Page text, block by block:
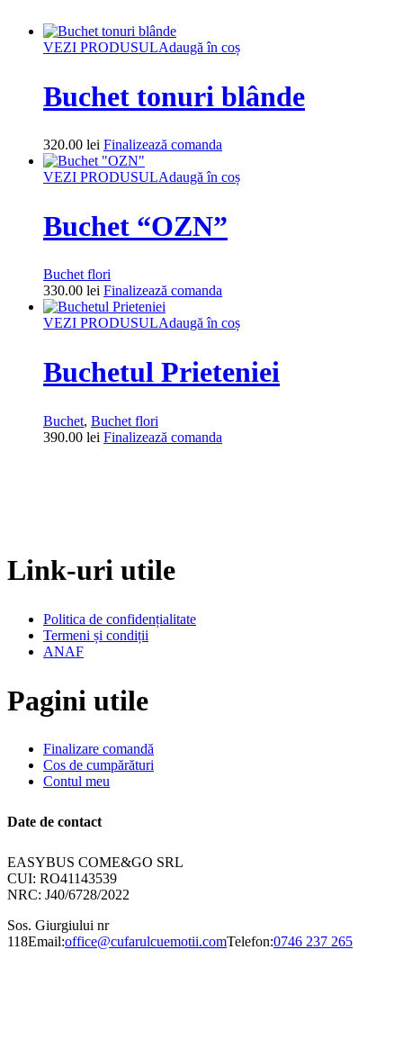
VEZI PRODUSULAdaugă în coș
Buchet tonuri blânde
320.00 lei Finalizează comanda
VEZI PRODUSULAdaugă în coș
Buchet “OZN”
Buchet flori
330.00 lei Finalizează comanda
VEZI PRODUSULAdaugă în coș
Buchetul Prieteniei
Buchet, Buchet flori
390.00 lei Finalizează comanda
Link-uri utile
Politica de confidențialitate
Termeni și condiții
ANAF
Pagini utile
Finalizare comandă
Cos de cumpărături
Contul meu
Date de contact
EASYBUS COME&GO SRL
CUI: RO41143539
NRC: J40/6728/2022
Sos. Giurgiului nr
118Email:office@cufarulcuemotii.comTelefon:0746 237 265